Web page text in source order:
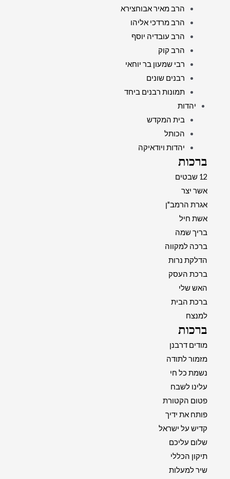
הרב מאיר אבוחצירא
הרב מרדכי אליהו
הרב עובדיה יוסף
הרב קוק
רבי שמעון בר יוחאי
רבנים שונים
תמונות רבנים ביחד
יהדות
בית המקדש
הכותל
יהדות ויודאיקה
ברכות
12 שבטים
אשר יצר
אגרת הרמב"ן
אשת חיל
בריך שמה
ברכה למקווה
הדלקת נרות
ברכת העסק
האש שלי
ברכת הבית
למנצח
ברכות
מודים דרבנן
מזמור לתודה
נשמת כל חי
עלינו לשבח
פטום הקטורת
פותח את ידיך
קדיש על ישראל
שלום עליכם
תיקון הכללי
שיר למעלות